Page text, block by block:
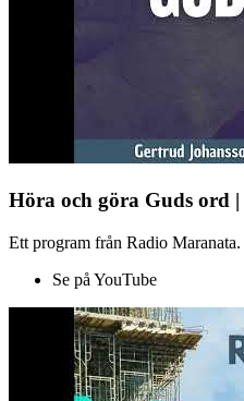
Höra och göra Guds ord
Ett program från Radio Maranata.
Se på YouTube